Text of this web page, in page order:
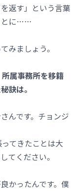
返す」という言葉
とに……
みましょう。
属事務所を移籍
訣は。
んです。チョンジ
てきたことは大
てください。
かったんです。僕